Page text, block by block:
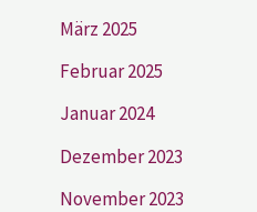
März 2025
Februar 2025
Januar 2024
Dezember 2023
November 2023